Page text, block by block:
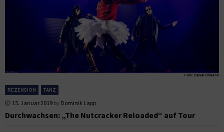
REZENSION TANZ
15. Januar 2019 by Dominik Lapp
Durchwachsen: „The Nutcracker Reloaded“ auf Tour